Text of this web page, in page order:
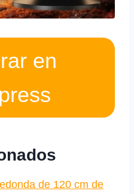
en
de 120 cm de